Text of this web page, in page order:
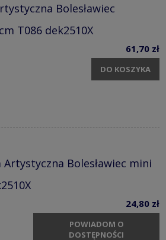
Bolesławiec
T086 dek2510X
61,70 zł
DO KOSZYKA
Bolesławiec mini
24,80 zł
POWIADOM O
DOSTĘPNOŚCI